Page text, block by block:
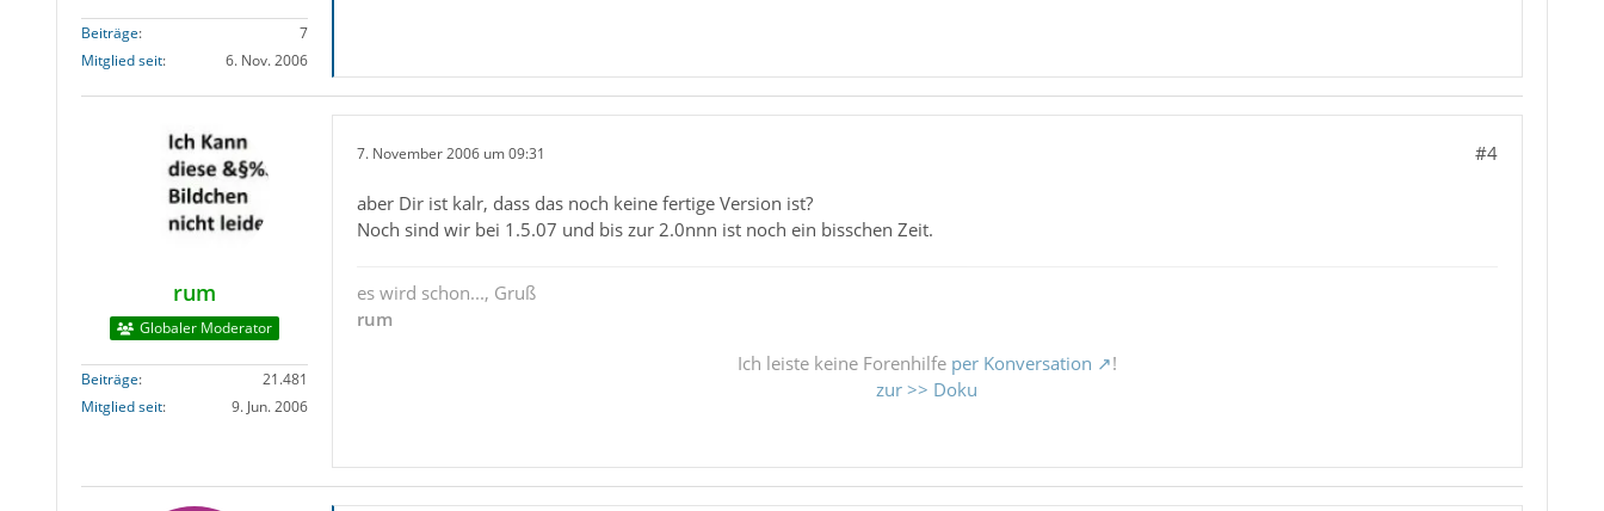
Beiträge
7
Mitglied seit
6. Nov. 2006
rum
Globaler Moderator
Beiträge
21.481
Mitglied seit
9. Jun. 2006
7. November 2006 um 09:31 #4
aber Dir ist kalr, dass das noch keine fertige Version ist?
Noch sind wir bei 1.5.07 und bis zur 2.0nnn ist noch ein bisschen Zeit.
es wird schon..., Gruß
rum
Ich leiste keine Forenhilfe per Konversation
!
zur >> Doku